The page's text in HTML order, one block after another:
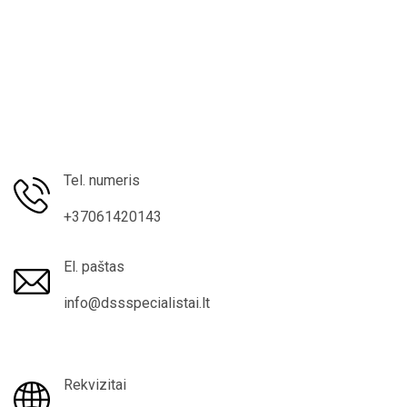
Tel. numeris
+37061420143
El. paštas
info@dssspecialistai.lt
Rekvizitai